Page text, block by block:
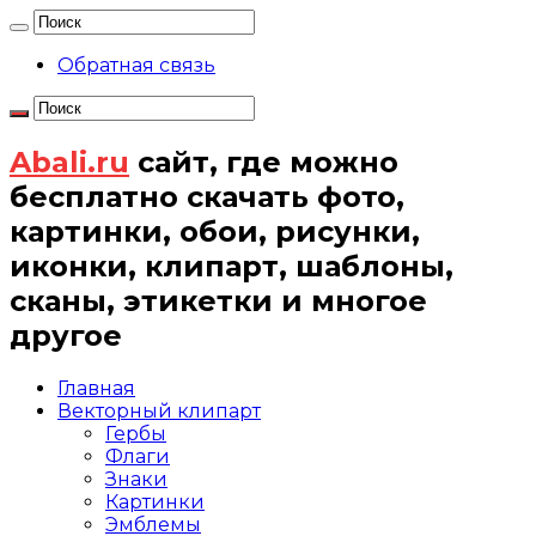
Обратная связь
Abali.ru сайт, где можно
бесплатно скачать фото,
картинки, обои, рисунки,
иконки, клипарт, шаблоны,
сканы, этикетки и многое
другое
Главная
Векторный клипарт
Гербы
Флаги
Знаки
Картинки
Эмблемы